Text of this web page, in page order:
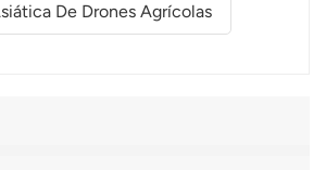
De Drones Agrícolas